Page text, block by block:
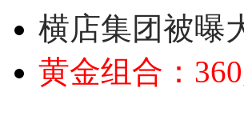
横店集团被曝
黄金组合：